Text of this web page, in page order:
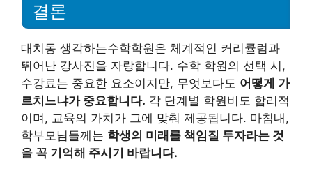
결론
대치동 생각하는수학학원은 체계적인 커리큘럼과
뛰어난 강사진을 자랑합니다. 수학 학원의 선택 시,
수강료는 중요한 요소이지만, 무엇보다도 어떻게 가
르치느냐가 중요합니다. 각 단계별 학원비도 합리적
이며, 교육의 가치가 그에 맞춰 제공됩니다. 마침내,
학부모님들께는 학생의 미래를 책임질 투자라는 것
을 꼭 기억해 주시기 바랍니다.